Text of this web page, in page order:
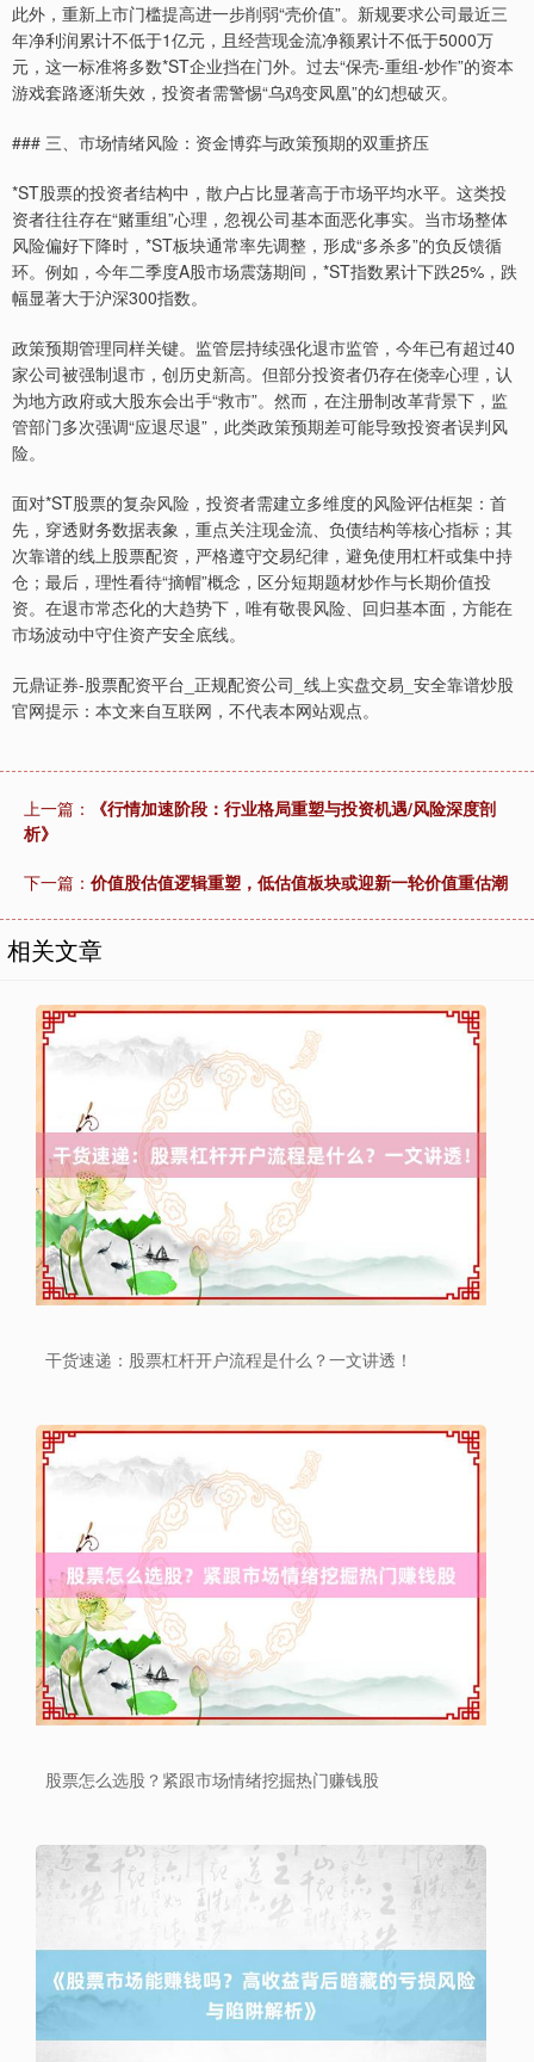
此外，重新上市门槛提高进一步削弱“壳价值”。新规要求公司最近三
年净利润累计不低于1亿元，且经营现金流净额累计不低于5000万
元，这一标准将多数*ST企业挡在门外。过去“保壳-重组-炒作”的资本
游戏套路逐渐失效，投资者需警惕“乌鸡变凤凰”的幻想破灭。
### 三、市场情绪风险：资金博弈与政策预期的双重挤压
*ST股票的投资者结构中，散户占比显著高于市场平均水平。这类投
资者往往存在“赌重组”心理，忽视公司基本面恶化事实。当市场整体
风险偏好下降时，*ST板块通常率先调整，形成“多杀多”的负反馈循
环。例如，今年二季度A股市场震荡期间，*ST指数累计下跌25%，跌
幅显著大于沪深300指数。
政策预期管理同样关键。监管层持续强化退市监管，今年已有超过40
家公司被强制退市，创历史新高。但部分投资者仍存在侥幸心理，认
为地方政府或大股东会出手“救市”。然而，在注册制改革背景下，监
管部门多次强调“应退尽退”，此类政策预期差可能导致投资者误判风
险。
面对*ST股票的复杂风险，投资者需建立多维度的风险评估框架：首
先，穿透财务数据表象，重点关注现金流、负债结构等核心指标；其
次靠谱的线上股票配资，严格遵守交易纪律，避免使用杠杆或集中持
仓；最后，理性看待“摘帽”概念，区分短期题材炒作与长期价值投
资。在退市常态化的大趋势下，唯有敬畏风险、回归基本面，方能在
市场波动中守住资产安全底线。
元鼎证券-股票配资平台_正规配资公司_线上实盘交易_安全靠谱炒股
官网提示：本文来自互联网，不代表本网站观点。
上一篇：
《行情加速阶段：行业格局重塑与投资机遇/风险深度剖
析》
下一篇： 价值股估值逻辑重塑，低估值板块或迎新一轮价值重估潮
相关文章
干货速递：股票杠杆开户流程是什么？一文讲透！
股票怎么选股？紧跟市场情绪挖掘热门赚钱股
上证综指 3940.04 +39.68 +1.02%
沪深300 4694.44
北证50 1134.24 +11.37 +1.01%